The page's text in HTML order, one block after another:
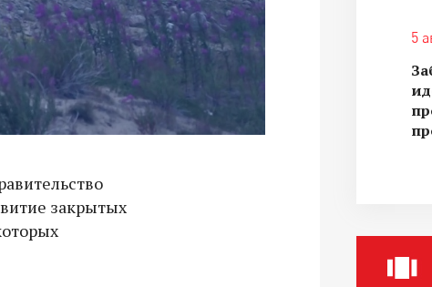
закрытых
5